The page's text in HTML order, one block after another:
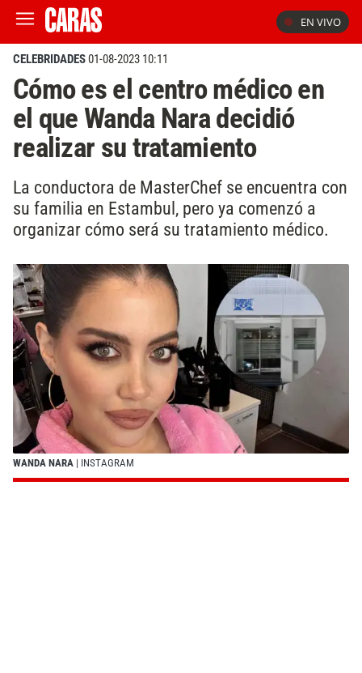
EN VIVO
CELEBRIDADES01-08-2023 10:11
Cómo es el centro médico en
el que Wanda Nara decidió
realizar su tratamiento
La conductora de MasterChef se encuentra con
su familia en Estambul, pero ya comenzó a
organizar cómo será su tratamiento médico.
WANDA NARA | INSTAGRAM